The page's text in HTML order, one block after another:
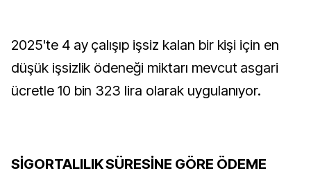
2025'te 4 ay çalışıp işsiz kalan bir kişi için en
düşük işsizlik ödeneği miktarı mevcut asgari
ücretle 10 bin 323 lira olarak uygulanıyor.
SİGORTALILIK SÜRESİNE GÖRE ÖDEME